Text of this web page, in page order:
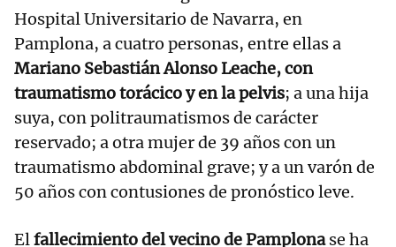
Hospital Universitario de Navarra, en
Pamplona, a cuatro personas, entre ellas a
Mariano Sebastián Alonso Leache, con
traumatismo torácico y en la pelvis; a una hija
suya, con politraumatismos de carácter
reservado; a otra mujer de 39 años con un
traumatismo abdominal grave; y a un varón de
50 años con contusiones de pronóstico leve.
Elfallecimiento del vecino de Pamplonase ha